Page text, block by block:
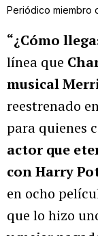
Periódico miembro
“¿Cómo
línea que
musical
reestrenado
para quienes
actor que
con Harry
en ocho
que lo hizo